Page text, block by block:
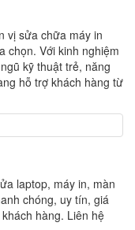
vị sửa chữa máy in
chọn. Với kinh nghiệm
kỹ thuật trẻ, năng
hỗ trợ khách hàng từ
laptop, máy in, màn
chóng, uy tín, giá
hàng. Liên hệ